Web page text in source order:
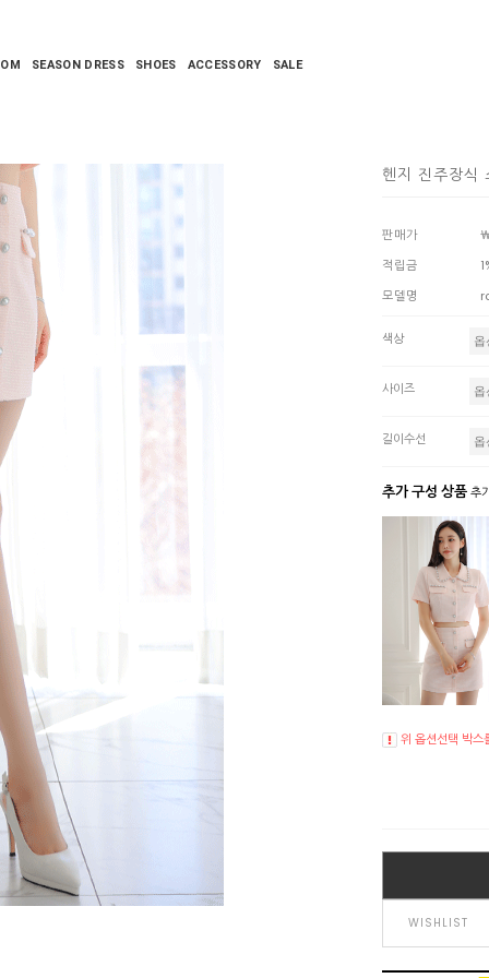
SEASON DRESS SHOES ACCESSORY SALE
헨지 진주장식
판매가
적립금
모델명
색상
사이즈
길이수선
추가 구성 상품추
위 옵션선택 박스
WISHLIST